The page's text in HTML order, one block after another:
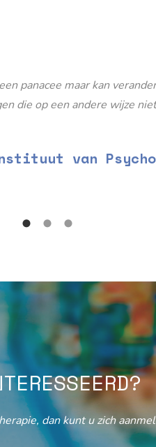
panacee maar kan
die op een andere wijze
van
dan kunt u zich